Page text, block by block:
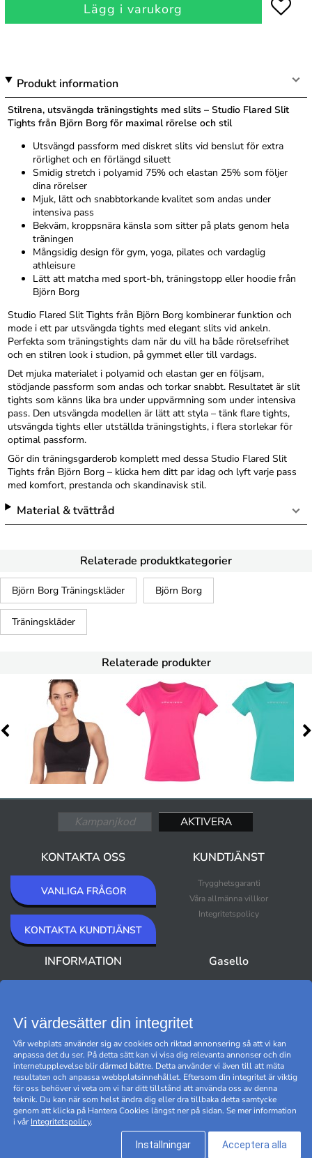
Lägg i varukorg
Produkt information
Stilrena, utsvängda träningstights med slits – Studio Flared Slit
Tights från Björn Borg för maximal rörelse och stil
Utsvängd passform med diskret slits vid benslut för extra
rörlighet och en förlängd siluett
Smidig stretch i polyamid 75% och elastan 25% som följer
dina rörelser
Mjuk, lätt och snabbtorkande kvalitet som andas under
intensiva pass
Bekväm, kroppsnära känsla som sitter på plats genom hela
träningen
Mångsidig design för gym, yoga, pilates och vardaglig
athleisure
Lätt att matcha med sport-bh, träningstopp eller hoodie från
Björn Borg
Studio Flared Slit Tights från Björn Borg kombinerar funktion och
mode i ett par utsvängda tights med elegant slits vid ankeln.
Perfekta som träningstights dam när du vill ha både rörelsefrihet
och en stilren look i studion, på gymmet eller till vardags.
Det mjuka materialet i polyamid och elastan ger en följsam,
stödjande passform som andas och torkar snabbt. Resultatet är slit
tights som känns lika bra under uppvärmning som under intensiva
pass. Den utsvängda modellen är lätt att styla – tänk flare tights,
utsvängda tights eller utställda träningstights, i flera storlekar för
optimal passform.
Gör din träningsgarderob komplett med dessa Studio Flared Slit
Tights från Björn Borg – klicka hem ditt par idag och lyft varje pass
med komfort, prestanda och skandinavisk stil.
Material & tvättråd
Relaterade produktkategorier
Björn Borg Träningskläder Björn Borg
Träningskläder
Relaterade produkter
KONTAKTA OSS
VANLIGA FRÅGOR
KONTAKTA KUNDTJÄNST
KUNDTJÄNST
Trygghetsgaranti
Våra allmänna villkor
Integritetspolicy
INFORMATION Gasello
Black Friday
Hantera cookies
Vi värdesätter din integritet
Vår webplats använder sig av cookies och riktad annonsering så att vi kan
anpassa det du ser. På detta sätt kan vi visa dig relevanta annonser och din
internetupplevelse blir därmed bättre. Detta använder vi även till att mäta
resultaten och anpassa webbplatsinnehållet. Eftersom din integritet är viktig
för oss behöver vi veta om vi har ditt tillstånd att använda oss av denna
teknik. Du kan när som helst ändra dig eller dra tillbaka detta samtycke
genom att klicka på Hantera Cookies längst ner på sidan. Se mer information
i vårIntegritetspolicy.
Inställningar Acceptera alla